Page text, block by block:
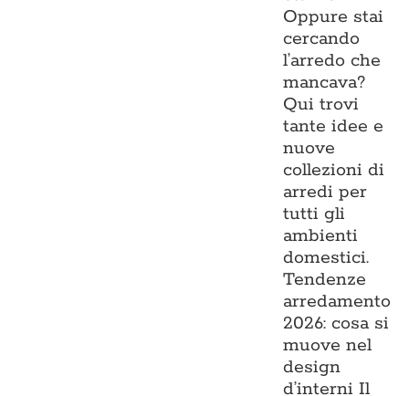
Oppure stai
cercando
l’arredo che
mancava?
Qui trovi
tante idee e
nuove
collezioni di
arredi per
tutti gli
ambienti
domestici.
Tendenze
arredamento
2026: cosa si
muove nel
design
d’interni Il